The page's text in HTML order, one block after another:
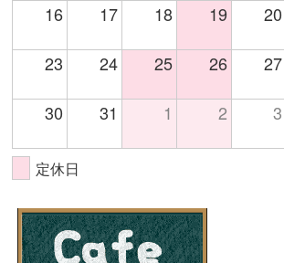
16 17 18 19 20
23 24 25 26 27
30 31 1 2 3
定休日